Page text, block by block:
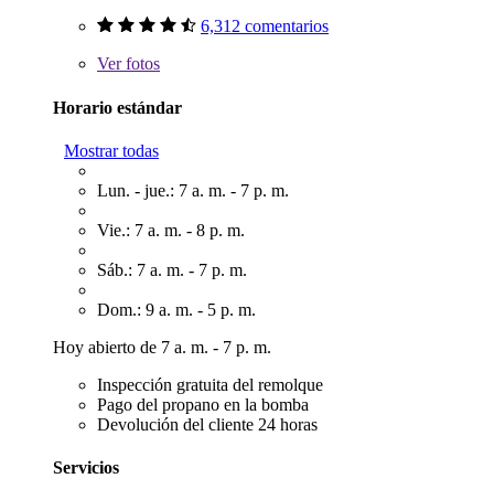
6,312 comentarios
Verfotos
Horario estándar
Mostrar todas
Lun. - jue.: 7 a. m. - 7 p. m.
Vie.: 7 a. m. - 8 p. m.
Sáb.: 7 a. m. - 7 p. m.
Dom.: 9 a. m. - 5 p. m.
Hoy abierto de 7 a. m. - 7 p. m.
Inspección gratuita del remolque
Pago del propano en la bomba
Devolución del cliente 24 horas
Servicios